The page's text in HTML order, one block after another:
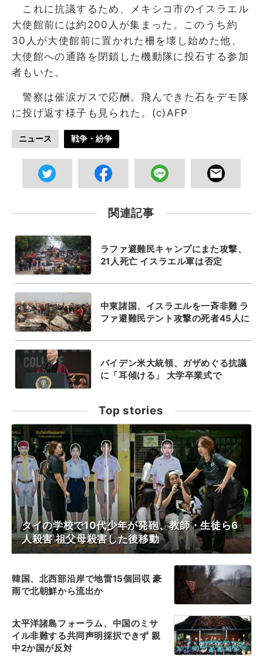
これに抗議するため、メキシコ市のイスラエル
大使館前には約200人が集まった。このうち約
30人が大使館前に置かれた柵を壊し始めた他、
大使館への通路を閉鎖した機動隊に投石する参加
者もいた。
警察は催涙ガスで応酬。飛んできた石をデモ隊
に投げ返す様子も見られた。(c)AFP
ニュース 戦争・紛争
関連記事
ラファ避難民キャンプにまた攻撃、
21人死亡 イスラエル軍は否定
中東諸国、イスラエルを一斉非難 ラ
ファ避難民テント攻撃の死者45人に
バイデン米大統領、ガザめぐる抗議
に「耳傾ける」 大学卒業式で
Top stories
タイの学校で10代少年が発砲、教師・生徒ら6
人殺害 祖父母殺害した後移動
韓国、北西部沿岸で地雷15個回収 豪
雨で北朝鮮から流出か
太平洋諸島フォーラム、中国のミサ
イル非難する共同声明採択できず 親
中2か国が反対